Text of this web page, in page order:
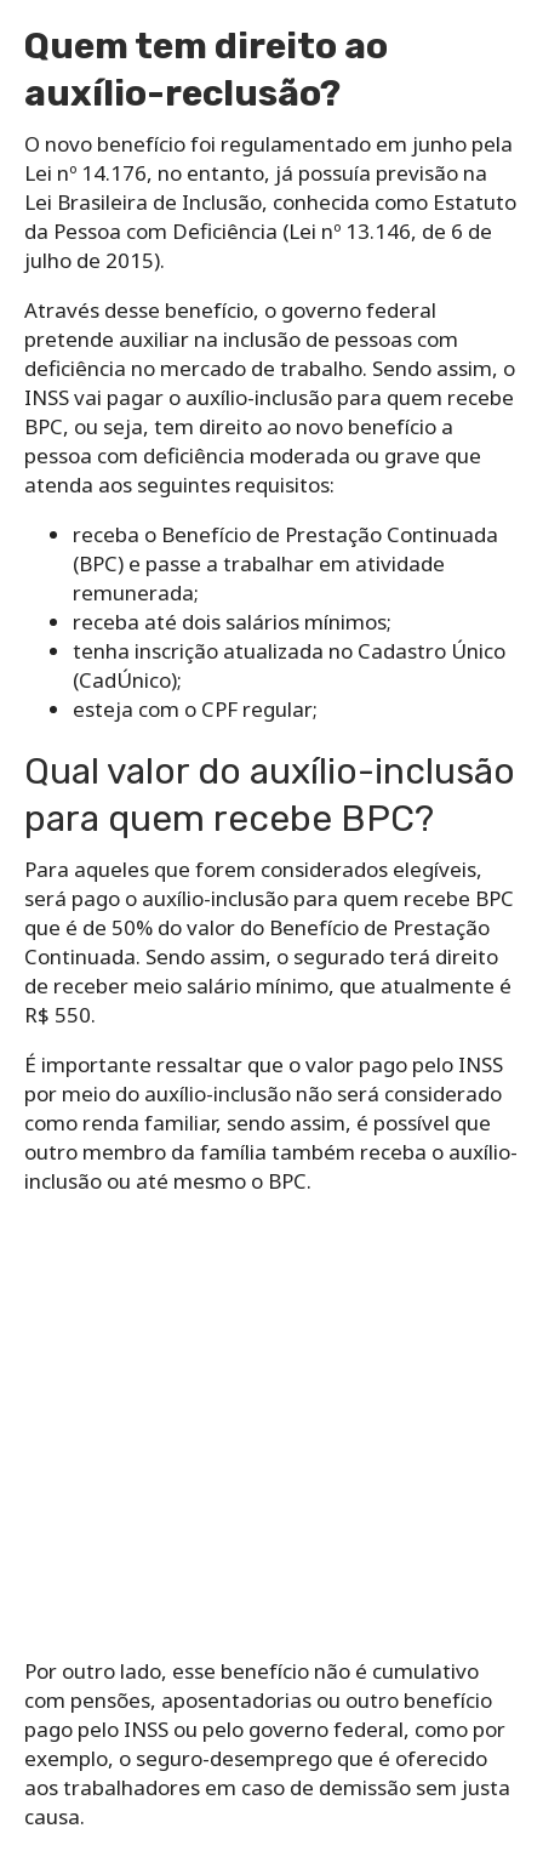
Quem tem direito ao
auxílio-reclusão?
O novo benefício foi regulamentado em junho pela
Lei nº 14.176, no entanto, já possuía previsão na
Lei Brasileira de Inclusão, conhecida como Estatuto
da Pessoa com Deficiência (Lei nº 13.146, de 6 de
julho de 2015).
Através desse benefício, o governo federal
pretende auxiliar na inclusão de pessoas com
deficiência no mercado de trabalho. Sendo assim, o
INSS vai pagar o auxílio-inclusão para quem recebe
BPC, ou seja, tem direito ao novo benefício a
pessoa com deficiência moderada ou grave que
atenda aos seguintes requisitos:
receba o Benefício de Prestação Continuada
(BPC) e passe a trabalhar em atividade
remunerada;
receba até dois salários mínimos;
tenha inscrição atualizada no Cadastro Único
(CadÚnico);
esteja com o CPF regular;
Qual valor do auxílio-inclusão
para quem recebe BPC?
Para aqueles que forem considerados elegíveis,
será pago o auxílio-inclusão para quem recebe BPC
que é de 50% do valor do Benefício de Prestação
Continuada. Sendo assim, o segurado terá direito
de receber meio salário mínimo, que atualmente é
R$ 550.
É importante ressaltar que o valor pago pelo INSS
por meio do auxílio-inclusão não será considerado
como renda familiar, sendo assim, é possível que
outro membro da família também receba o auxílio-
inclusão ou até mesmo o BPC.
Por outro lado, esse benefício não é cumulativo
com pensões, aposentadorias ou outro benefício
pago pelo INSS ou pelo governo federal, como por
exemplo, o seguro-desemprego que é oferecido
aos trabalhadores em caso de demissão sem justa
causa.